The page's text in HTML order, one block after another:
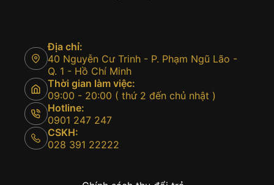
Địa chỉ:
40 Nguyễn Cư Trinh - P. Phạm Ngũ Lão -
Q. 1 - Hồ Chí Minh
Thời gian làm việc:
09:00 - 20:00 ( thứ 2 đến chủ nhật )
Hotline:
0901 247 247
CSKH:
028 391 22222